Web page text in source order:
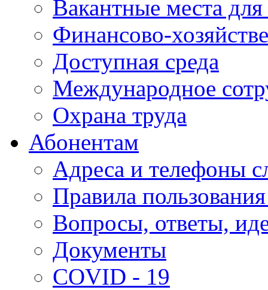
Вакантные места
Финансово-
Доступная среда
Международное
Охрана труда
Абонентам
Адреса и телефоны
Правила
Вопросы, ответы,
Документы
COVID - 19